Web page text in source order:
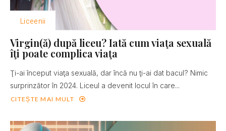
Liceenii
Virgin(ă) după liceu? Iată cum viaţa sexuală
îţi poate complica viaţa
Ţi-ai început viaţa sexuală, dar încă nu ţi-ai dat bacul? Nimic
surprinzător în 2024. Liceul a devenit locul în care...
CITEȘTE MAI MULT